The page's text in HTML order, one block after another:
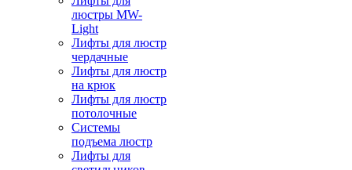
люстры MW-
Light
Лифты для люстр
чердачные
Лифты для люстр
на крюк
Лифты для люстр
потолочные
Системы
подъема люстр
Лифты для